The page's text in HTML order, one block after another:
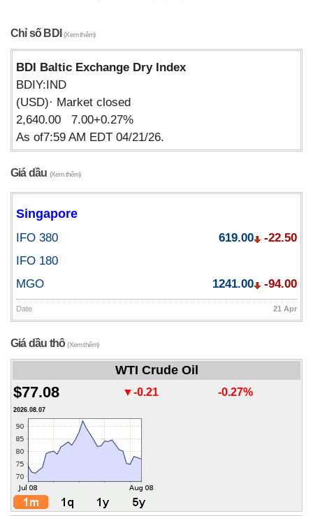
Chỉ số BDI(Xem thêm)
BDI Baltic Exchange Dry Index
BDIY:IND
(USD)· Market closed
2,640.00 7.00+0.27%
As of7:59 AM EDT 04/21/26.
Giá dầu (Xem thêm)
Singapore
IFO 380 619.00
-22.50
IFO 180
MGO
1241.00 -94.00
Date 21 Apr
Giá dầu thô(Xem thêm)
WTI Crude Oil
$77.08 ▼-0.21 -0.27%
2026.08.07